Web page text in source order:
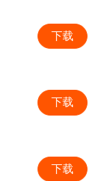
下载
下载
下载